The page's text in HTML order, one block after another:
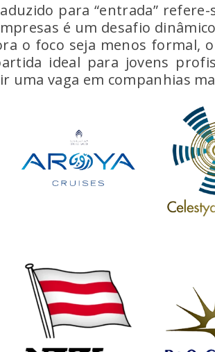
para “entrada”
é um desafio
o foco seja menos
ideal para jovens
uma vaga em companhias